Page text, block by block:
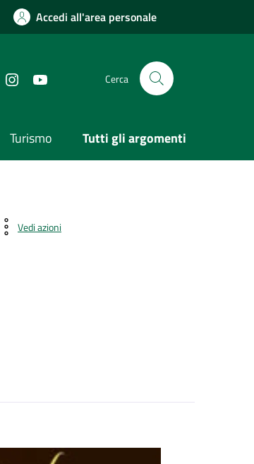
Accedi all'area personale
Visita la nostra pagina Facebook
Segui il nostro profilo su Instagram
Visita il nostro canale YouTube
Cerca
Turismo Tutti gli argomenti
Vedi azioni